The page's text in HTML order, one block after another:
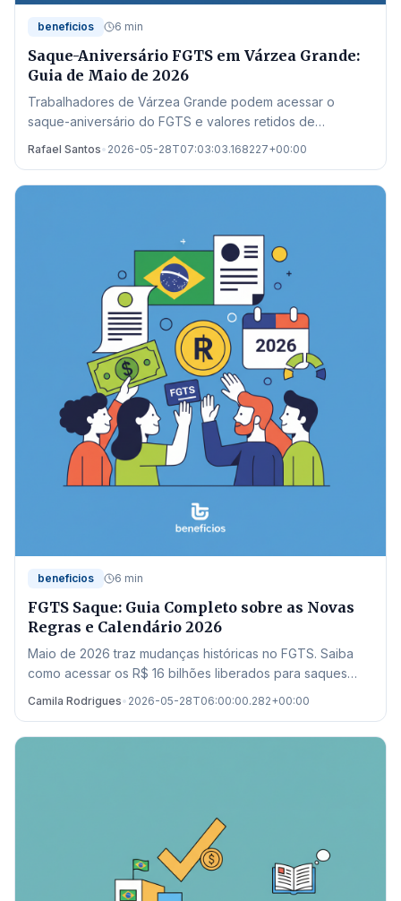
beneficios 6 min
Saque-Aniversário FGTS em Várzea Grande:
Guia de Maio de 2026
Trabalhadores de Várzea Grande podem acessar o
saque-aniversário do FGTS e valores retidos de
Rafael Santos• 2026-05-28T07:03:03.168227+00:00
beneficios 6 min
FGTS Saque: Guia Completo sobre as Novas
Regras e Calendário 2026
Maio de 2026 traz mudanças históricas no FGTS. Saiba
como acessar os R$ 16 bilhões liberados para saques
Camila Rodrigues• 2026-05-28T06:00:00.282+00:00